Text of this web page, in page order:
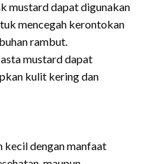
mustard dapat digunakan
mencegah kerontokan
rambut.
mustard dapat
kulit kering dan
kecil dengan manfaat